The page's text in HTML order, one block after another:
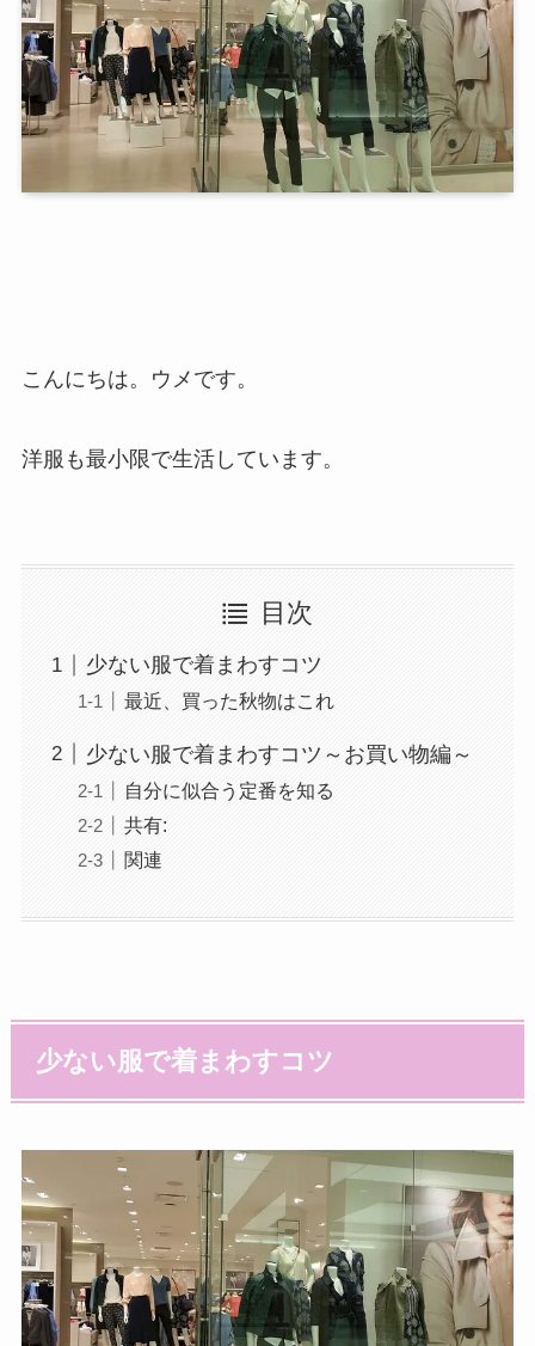
こんにちは。ウメです。
洋服も最小限で生活しています。
目次
少ない服で着まわすコツ
最近、買った秋物はこれ
少ない服で着まわすコツ～お買い物編～
自分に似合う定番を知る
共有:
関連
少ない服で着まわすコツ